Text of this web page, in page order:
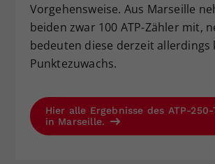
Vorgehensweise. Aus Marseille
beiden zwar 100 ATP-Zähler mit,
bedeuten diese derzeit allerdings
Punktezuwachs.
Hier alle Ergebnisse des ATP-
in Marseille.